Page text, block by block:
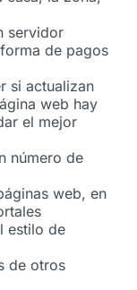
servidor
de pagos
si actualizan
web hay
el mejor
número de
web, en
estilo de
de otros